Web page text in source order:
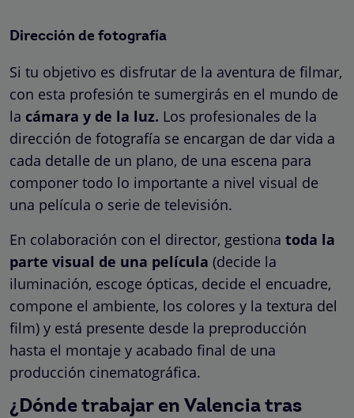
Dirección de fotografía
Si tu objetivo es disfrutar de la aventura de filmar,
con esta profesión te sumergirás en el mundo de
la cámara y de la luz. Los profesionales de la
dirección de fotografía se encargan de dar vida a
cada detalle de un plano, de una escena para
componer todo lo importante a nivel visual de
una película o serie de televisión.
En colaboración con el director, gestiona toda la
parte visual de una película (decide la
iluminación, escoge ópticas, decide el encuadre,
compone el ambiente, los colores y la textura del
film) y está presente desde la preproducción
hasta el montaje y acabado final de una
producción cinematográfica.
¿Dónde trabajar en Valencia tras